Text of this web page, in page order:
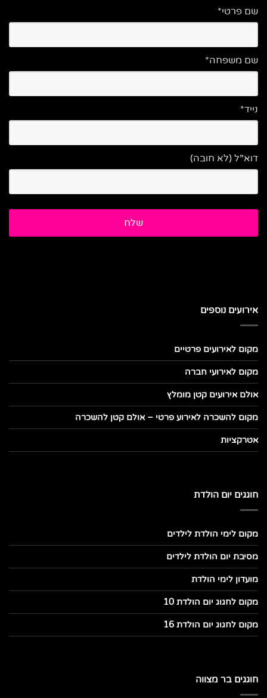
שם פרטי*
שם משפחה*
נייד*
דוא”ל (לא חובה)
אירועים נוספים
מקום לאירועים פרטיים
מקום לאירועי חברה
אולם אירועים קטן מומלץ
מקום להשכרה לאירוע פרטי – אולם קטן להשכרה
אטרקציות
חוגגים יום הולדת
מקום לימי הולדת לילדים
מסיבת יום הולדת לילדים
מועדון לימי הולדת
מקום לחגוג יום הולדת 10
מקום לחגוג יום הולדת 16
חוגגים בר מצווה